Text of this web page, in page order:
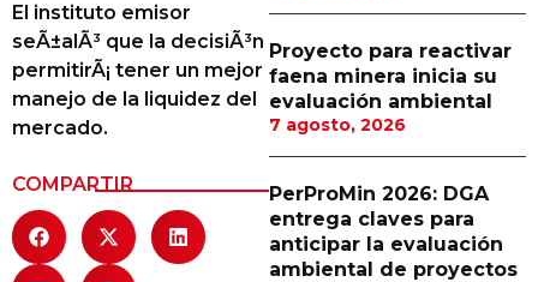
Canal Digital
Columnas de Opinión
Designaciones
Revistas Digital
Siguenos
El instituto emisor
seÃ±alÃ³ que la decisiÃ³n
permitirÃ¡ tener un mejor
manejo de la liquidez del
mercado.
COMPARTIR
Proyecto para reactivar
faena minera inicia su
evaluación ambiental
7 agosto, 2026
PerProMin 2026: DGA
entrega claves para
anticipar la evaluación
ambiental de proyectos